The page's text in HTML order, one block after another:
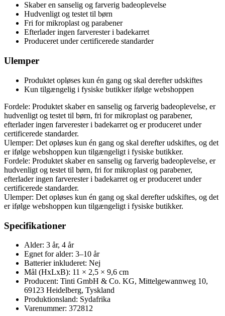
Skaber en sanselig og farverig badeoplevelse
Hudvenligt og testet til børn
Fri for mikroplast og parabener
Efterlader ingen farverester i badekarret
Produceret under certificerede standarder
Ulemper
Produktet opløses kun én gang og skal derefter udskiftes
Kun tilgængelig i fysiske butikker ifølge webshoppen
Fordele: Produktet skaber en sanselig og farverig badeoplevelse, er
hudvenligt og testet til børn, fri for mikroplast og parabener,
efterlader ingen farverester i badekarret og er produceret under
certificerede standarder.
Ulemper: Det opløses kun én gang og skal derefter udskiftes, og det
er ifølge webshoppen kun tilgængeligt i fysiske butikker.
Fordele: Produktet skaber en sanselig og farverig badeoplevelse, er
hudvenligt og testet til børn, fri for mikroplast og parabener,
efterlader ingen farverester i badekarret og er produceret under
certificerede standarder.
Ulemper: Det opløses kun én gang og skal derefter udskiftes, og det
er ifølge webshoppen kun tilgængeligt i fysiske butikker.
Specifikationer
Alder: 3 år, 4 år
Egnet for alder: 3–10 år
Batterier inkluderet: Nej
Mål (HxLxB): 11 × 2,5 × 9,6 cm
Producent: Tinti GmbH & Co. KG, Mittelgewannweg 10,
69123 Heidelberg, Tyskland
Produktionsland: Sydafrika
Varenummer: 372812